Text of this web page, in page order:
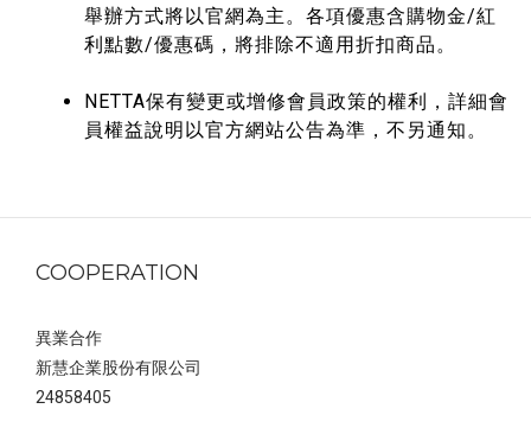
舉辦方式將以官網為主 。 各項優惠含購物金/紅
利點數/優惠碼，將排除不適用折扣商品。
NETTA保有變更或增修會員政策的權利，詳細會
員權益說明以官方網站公告為準，不另通知。
COOPERATION
異業合作
新慧企業股份有限公司
24858405